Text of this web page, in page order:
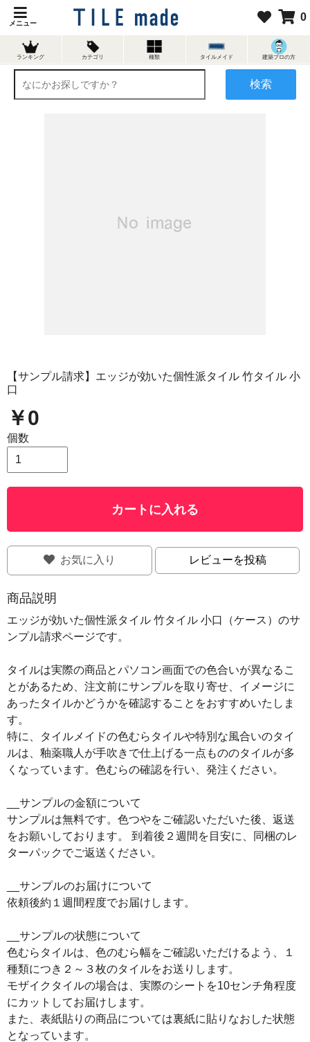
0
メニュー
ランキング カテゴリ 種類 タイルメイド 建築プロの方
検索
【サンプル請求】エッジが効いた個性派タイル 竹タイル 小
口
￥0
個数
カートに入れる
お気に入り レビューを投稿
商品説明
エッジが効いた個性派タイル 竹タイル 小口（ケース）のサ
ンプル請求ページです。
タイルは実際の商品とパソコン画面での色合いが異なるこ
とがあるため、注文前にサンプルを取り寄せ、イメージに
あったタイルかどうかを確認することをおすすめいたしま
す。
特に、タイルメイドの色むらタイルや特別な風合いのタイ
ルは、釉薬職人が手吹きで仕上げる一点もののタイルが多
くなっています。色むらの確認を行い、発注ください。
__サンプルの金額について
サンプルは無料です。色つやをご確認いただいた後、返送
をお願いしております。 到着後２週間を目安に、同梱のレ
ターパックでご返送ください。
__サンプルのお届けについて
依頼後約１週間程度でお届けします。
__サンプルの状態について
色むらタイルは、色のむら幅をご確認いただけるよう、１
種類につき２～３枚のタイルをお送りします。
モザイクタイルの場合は、実際のシートを10センチ角程度
にカットしてお届けします。
また、表紙貼りの商品については裏紙に貼りなおした状態
となっています。